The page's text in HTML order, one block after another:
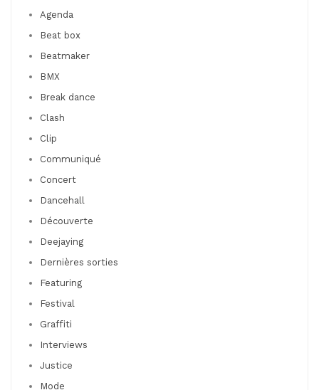
Agenda
Beat box
Beatmaker
BMX
Break dance
Clash
Clip
Communiqué
Concert
Dancehall
Découverte
Deejaying
Dernières sorties
Featuring
Festival
Graffiti
Interviews
Justice
Mode